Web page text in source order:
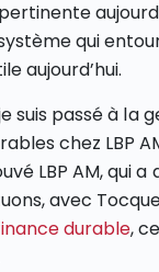
qui
aujourd’hui.
suis passé à la
chez LBP
LBP AM, qui a
avec
durable,